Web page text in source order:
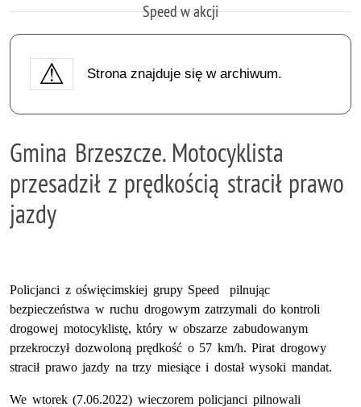
Speed w akcji
Strona znajduje się w archiwum.
Gmina Brzeszcze. Motocyklista
przesadził z prędkością stracił prawo
jazdy
Policjanci z oświęcimskiej grupy Speed pilnując
bezpieczeństwa w ruchu drogowym zatrzymali do kontroli
drogowej motocyklistę, który w obszarze zabudowanym
przekroczył dozwoloną prędkość o 57 km/h. Pirat drogowy
stracił prawo jazdy na trzy miesiące i dostał wysoki mandat.
We wtorek (7.06.2022) wieczorem policjanci pilnowali